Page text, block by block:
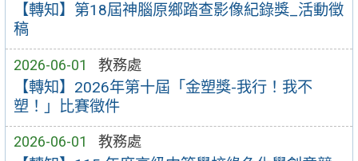
【轉知】第18屆神腦原鄉踏查影像紀錄獎_活動徵
稿
2026-06-01 教務處
【轉知】2026年第十屆「金塑獎-我行！我不
塑！」比賽徵件
2026-06-01 教務處